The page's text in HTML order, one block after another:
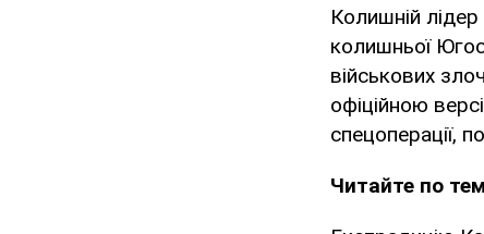
Колишній
колишньої
військових
офіційною
спецоперації,
Читайте по